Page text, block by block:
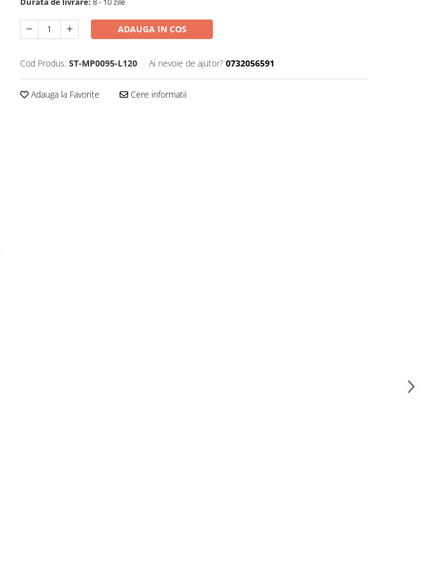
ADAUGA IN COS
Cod Produs: ST-MP0095-L120 Ai nevoie de ajutor? 0732056591
Adauga la Favorite Cere informatii